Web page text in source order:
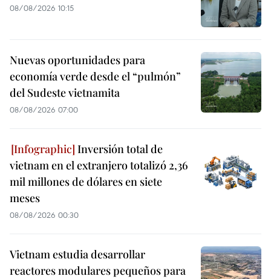
08/08/2026 10:15
Nuevas oportunidades para
economía verde desde el “pulmón”
del Sudeste vietnamita
08/08/2026 07:00
Inversión total de
vietnam en el extranjero totalizó 2,36
mil millones de dólares en siete
meses
08/08/2026 00:30
Vietnam estudia desarrollar
reactores modulares pequeños para